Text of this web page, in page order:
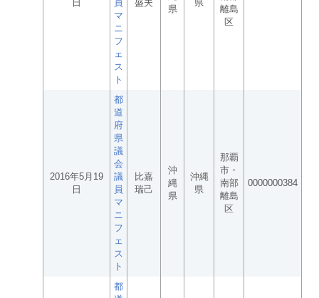
日
員
マ
ニ
フ
ェ
ス
ト
盛夫
県
県
離島
区
2016年5月19
日
都
道
府
県
議
会
議
員
マ
ニ
フ
ェ
ス
ト
比嘉
瑞己
沖
縄
県
沖縄
県
那覇
市・
南部
離島
区
0000000384
都